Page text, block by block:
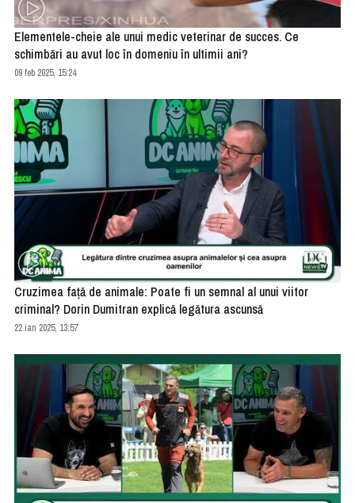
Elementele-cheie ale unui medic veterinar de succes. Ce
schimbări au avut loc în domeniu în ultimii ani?
09 feb 2025, 15:24
Cruzimea față de animale: Poate fi un semnal al unui viitor
criminal? Dorin Dumitran explică legătura ascunsă
22 ian 2025, 13:57